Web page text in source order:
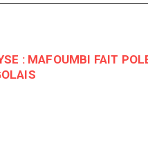
: MAFOUMBI FAIT